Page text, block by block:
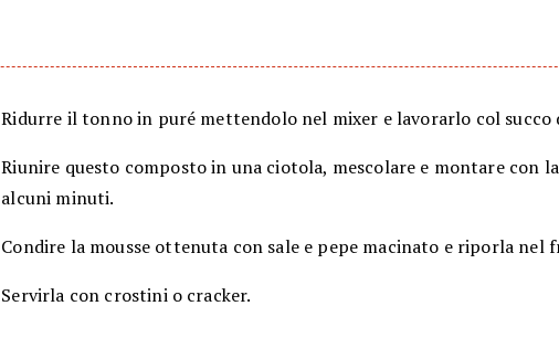
Ridurre il tonno in puré mettendolo nel mixer e lavorarlo col succo
Riunire questo composto in una ciotola, mescolare e montare con
alcuni minuti.
Condire la mousse ottenuta con sale e pepe macinato e riporla nel
Servirla con crostini o cracker.